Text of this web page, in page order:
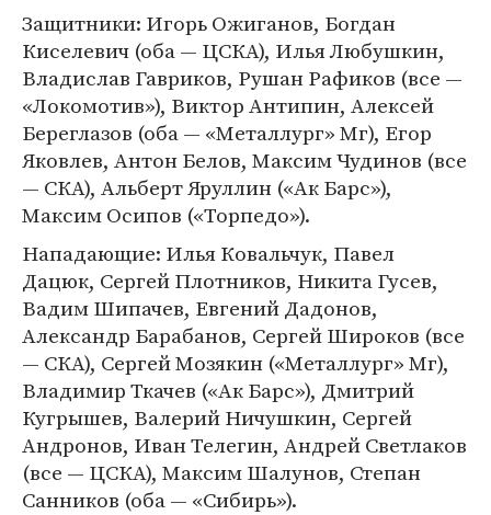
Защитники: Игорь Ожиганов, Богдан
Киселевич (оба — ЦСКА), Илья Любушкин,
Владислав Гавриков, Рушан Рафиков (все —
«Локомотив»), Виктор Антипин, Алексей
Береглазов (оба — «Металлург» Мг), Егор
Яковлев, Антон Белов, Максим Чудинов (все
— СКА), Альберт Яруллин («Ак Барс»),
Максим Осипов («Торпедо»).
Нападающие: Илья Ковальчук, Павел
Дацюк, Сергей Плотников, Никита Гусев,
Вадим Шипачев, Евгений Дадонов,
Александр Барабанов, Сергей Широков (все
— СКА), Сергей Мозякин («Металлург» Мг),
Владимир Ткачев («Ак Барс»), Дмитрий
Кугрышев, Валерий Ничушкин, Сергей
Андронов, Иван Телегин, Андрей Светлаков
(все — ЦСКА), Максим Шалунов, Степан
Санников (оба — «Сибирь»).